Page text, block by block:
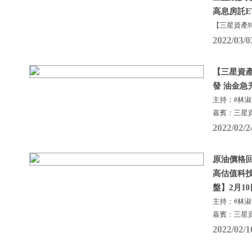
高息房託
【三星資
2022/03/
【三星資
發 油金急
主持：#林
嘉賓：三星
2022/02/
原油價格
高估值科
盤】2月
主持：#林
嘉賓：三星
2022/02/